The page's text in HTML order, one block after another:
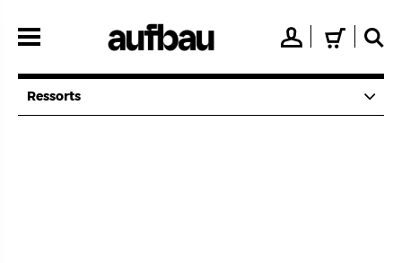
zum
👤 🛒 🔍
Ressorts